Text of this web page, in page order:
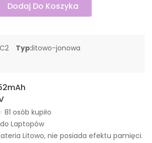
Dodaj Do Koszyka
Typ:litowo-jonowa
81 osób kupiło
Laptopów
Litowo, nie posiada efektu pamięci.